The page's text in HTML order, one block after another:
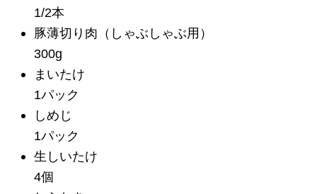
1/2本
豚薄切り肉 （しゃぶしゃぶ用）
300g
まいたけ
1パック
しめじ
1パック
生しいたけ
4個